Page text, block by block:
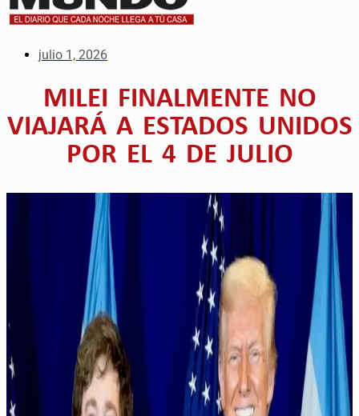
julio 1, 2026
MILEI FINALMENTE NO
VIAJARÁ A ESTADOS UNIDOS
POR EL 4 DE JULIO